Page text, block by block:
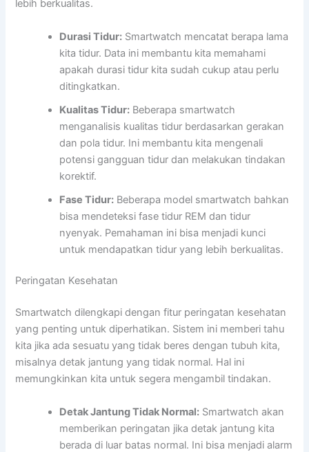
lebih berkualitas.
Durasi Tidur: Smartwatch mencatat berapa lama
kita tidur. Data ini membantu kita memahami
apakah durasi tidur kita sudah cukup atau perlu
ditingkatkan.
Kualitas Tidur: Beberapa smartwatch
menganalisis kualitas tidur berdasarkan gerakan
dan pola tidur. Ini membantu kita mengenali
potensi gangguan tidur dan melakukan tindakan
korektif.
Fase Tidur: Beberapa model smartwatch bahkan
bisa mendeteksi fase tidur REM dan tidur
nyenyak. Pemahaman ini bisa menjadi kunci
untuk mendapatkan tidur yang lebih berkualitas.
Peringatan Kesehatan
Smartwatch dilengkapi dengan fitur peringatan kesehatan
yang penting untuk diperhatikan. Sistem ini memberi tahu
kita jika ada sesuatu yang tidak beres dengan tubuh kita,
misalnya detak jantung yang tidak normal. Hal ini
memungkinkan kita untuk segera mengambil tindakan.
Detak Jantung Tidak Normal: Smartwatch akan
memberikan peringatan jika detak jantung kita
berada di luar batas normal. Ini bisa menjadi alarm